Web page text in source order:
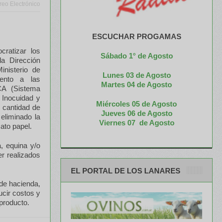
Electrónico
los
Dirección
de
a las
(Sistema
y
de
la
papel.
equina y/o
realizados
hacienda,
costos y
ESCUCHAR PROGAMAS
Sábado 1° de Agosto
Lunes 03 de Agosto
Martes 04 de Agosto
Miércoles 05 de Agosto
Jueves 06 de Agosto
Viernes 07 de Agosto
EL PORTAL DE LOS LANARES